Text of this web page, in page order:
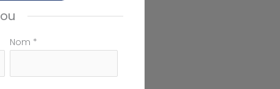
ou
Nom *